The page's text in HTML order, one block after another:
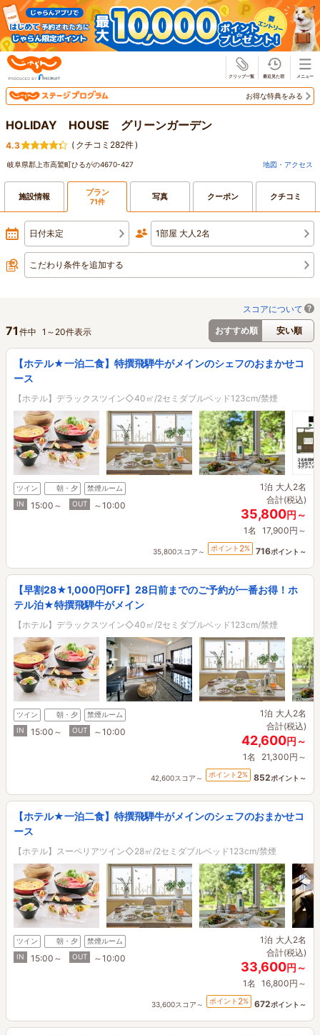
お得な特典をみる
HOLIDAY HOUSE グリーンガーデン
4.3 ( クチコミ282件)
岐阜県郡上市高鷲町ひるがの4670-427 地図・アクセス
施設情報 プラン
71件 写真 クーポン クチコミ
日付未定 1部屋 大人2名
こだわり条件を追加する
スコアについて
おすすめ順
安い順
71 件中 1 ～ 20件表示
【ホテル★一泊二食】特撰飛騨牛がメインのシェフのおまかせコ
ース
【ホテル】デラックスツイン◇40㎡/2セミダブルベッド123cm/禁煙
ツイン 朝・夕
禁煙ルーム
IN
15:00～ OUT ～10:00
1泊 大人2名
合計(税込)
35,800円～
1名 17,900円～
35,800スコア～ ポイント 2% 716ポイント～
【早割28★1,000円OFF】28日前までのご予約が一番お得！ホ
テル泊★特撰飛騨牛がメイン
【ホテル】デラックスツイン◇40㎡/2セミダブルベッド123cm/禁煙
ツイン 朝・夕
禁煙ルーム
IN
15:00～ OUT ～10:00
1泊 大人2名
合計(税込)
42,600円～
1名 21,300円～
42,600スコア～ ポイント 2% 852ポイント～
【ホテル★一泊二食】特撰飛騨牛がメインのシェフのおまかせコ
ース
【ホテル】スーペリアツイン◇28㎡/2セミダブルベッド123cm/禁煙
ツイン 朝・夕
禁煙ルーム
IN
15:00～ OUT ～10:00
1泊 大人2名
合計(税込)
33,600円～
1名 16,800円～
33,600スコア～ ポイント 2% 672ポイント～